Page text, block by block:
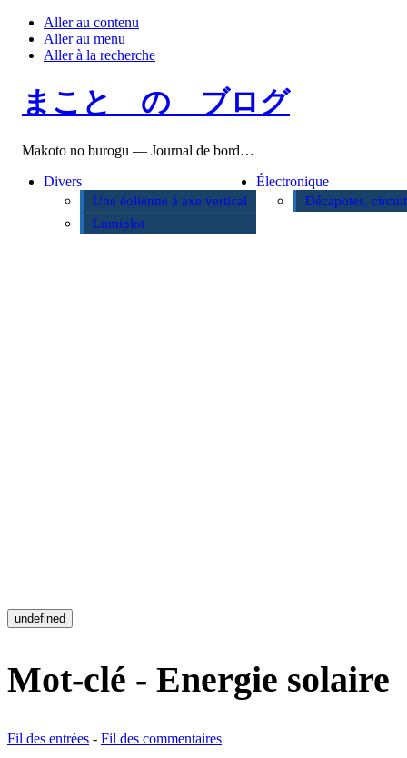
Aller au contenu
Aller au menu
Aller à la recherche
まこと の ブログ
Makoto no burogu — Journal de bord…
Divers
Une éolienne à axe vertical
Lumiplot
Électronique
Décapotes,
undefined
Mot-clé - Energie solaire
Fil des entrées - Fil des commentaires